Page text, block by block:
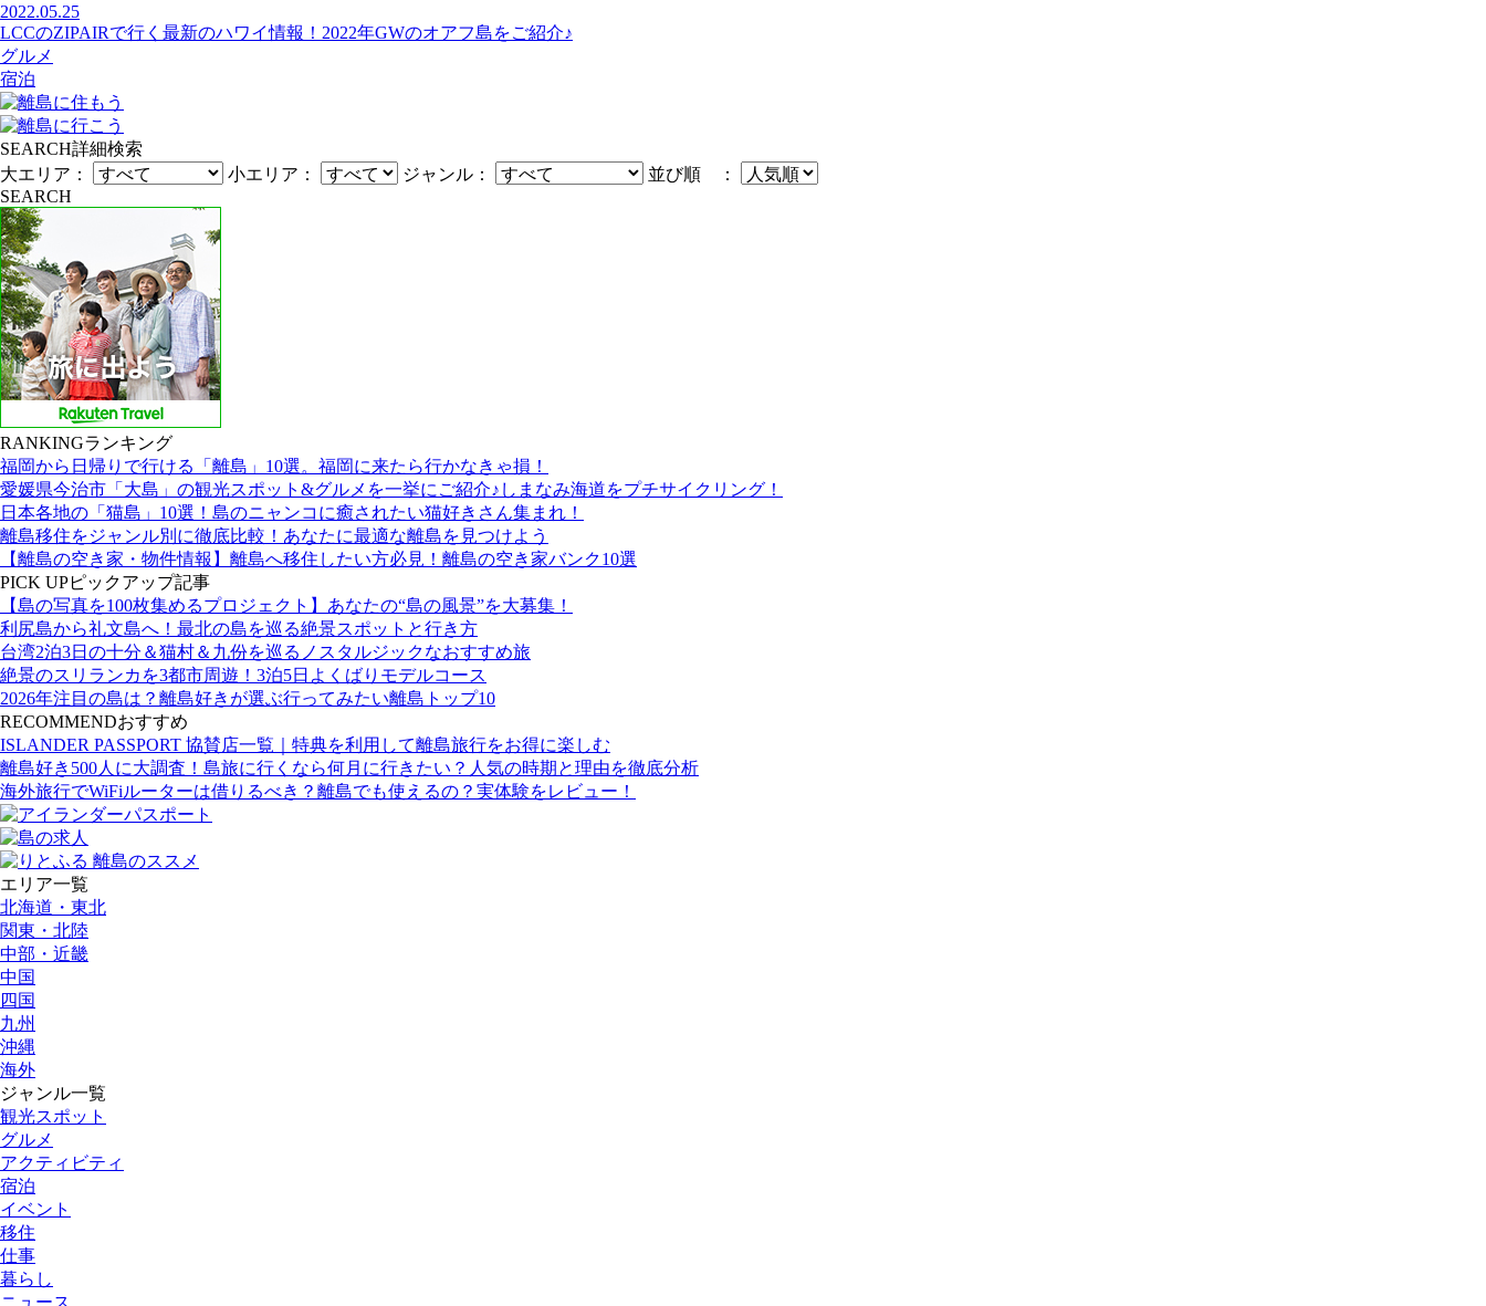
2022.05.25
LCCのZIPAIRで行く最新のハワイ情報！2022年GWのオアフ島をご紹介♪
グルメ
宿泊
SEARCH詳細検索
大エリア：
小エリア： ジャンル：
並び順 ：
SEARCH
RANKINGランキング
福岡から日帰りで行ける「離島」10選。福岡に来たら行かなきゃ損！
愛媛県今治市「大島」の観光スポット&グルメを一挙にご紹介♪しまなみ海道をプチサイクリング！
日本各地の「猫島」10選！島のニャンコに癒されたい猫好きさん集まれ！
離島移住をジャンル別に徹底比較！あなたに最適な離島を見つけよう
【離島の空き家・物件情報】離島へ移住したい方必見！離島の空き家バンク10選
PICK UPピックアップ記事
【島の写真を100枚集めるプロジェクト】あなたの“島の風景”を大募集！
利尻島から礼文島へ！最北の島を巡る絶景スポットと行き方
台湾2泊3日の十分＆猫村＆九份を巡るノスタルジックなおすすめ旅
絶景のスリランカを3都市周遊！3泊5日よくばりモデルコース
2026年注目の島は？離島好きが選ぶ行ってみたい離島トップ10
RECOMMENDおすすめ
ISLANDER PASSPORT 協賛店一覧｜特典を利用して離島旅行をお得に楽しむ
離島好き500人に大調査！島旅に行くなら何月に行きたい？人気の時期と理由を徹底分析
海外旅行でWiFiルーターは借りるべき？離島でも使えるの？実体験をレビュー！
エリア一覧
北海道・東北
関東・北陸
中部・近畿
中国
四国
九州
沖縄
海外
ジャンル一覧
観光スポット
グルメ
アクティビティ
宿泊
イベント
移住
仕事
暮らし
ニュース